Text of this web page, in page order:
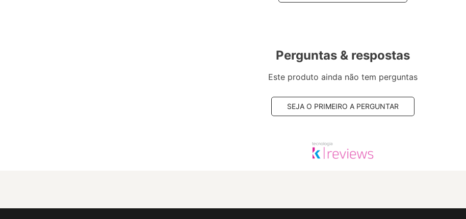
Perguntas & respostas
Este produto ainda não tem perguntas
SEJA O PRIMEIRO A PERGUNTAR